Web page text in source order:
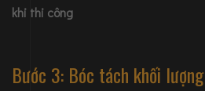
khi thi công
Bước 3: Bóc tách khối